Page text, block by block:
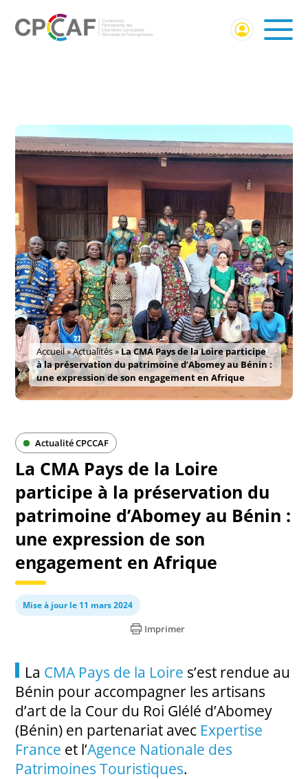
Accueil»Actualités»La CMA Pays de la Loire participe
à la préservation du patrimoine d’Abomey au Bénin :
une expression de son engagement en Afrique
Actualité CPCCAF
La CMA Pays de la Loire
participe à la préservation du
patrimoine d’Abomey au Bénin :
une expression de son
engagement en Afrique
Mise à jour le 11 mars 2024
Imprimer
La CMA Pays de la Loire s’est rendue au
Bénin pour accompagner les artisans
d’art de la Cour du Roi Glélé d’Abomey
(Bénin) en partenariat avec Expertise
France et l’Agence Nationale des
Patrimoines Touristiques.